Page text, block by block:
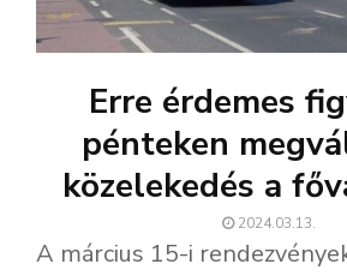
Erre érdemes
pénteken
közelekedés a
2024.03.13.
A március 15-i